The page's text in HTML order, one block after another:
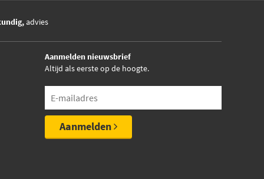
advies
Aanmelden nieuwsbrief
Altijd als eerste op de hoogte.
Aanmelden